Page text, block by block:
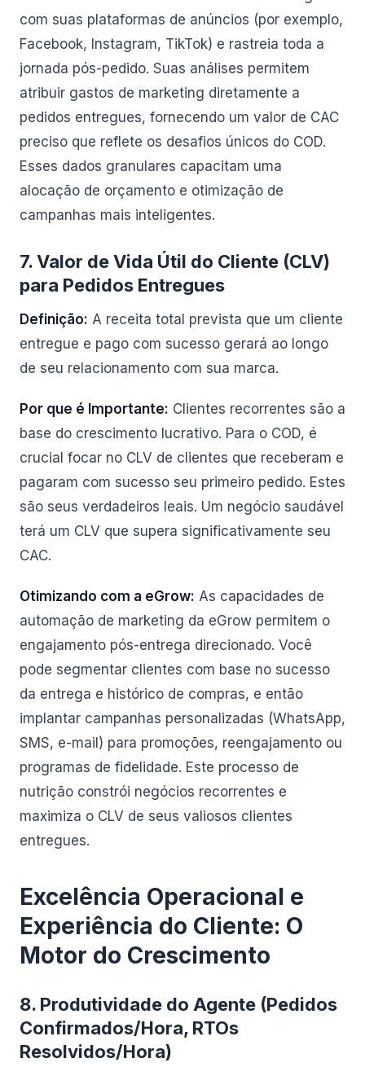
com suas plataformas de anúncios (por exemplo,
Facebook, Instagram, TikTok) e rastreia toda a
jornada pós-pedido. Suas análises permitem
atribuir gastos de marketing diretamente a
pedidos entregues, fornecendo um valor de CAC
preciso que reflete os desafios únicos do COD.
Esses dados granulares capacitam uma
alocação de orçamento e otimização de
campanhas mais inteligentes.
7. Valor de Vida Útil do Cliente (CLV)
para Pedidos Entregues
Definição: A receita total prevista que um cliente
entregue e pago com sucesso gerará ao longo
de seu relacionamento com sua marca.
Por que é Importante: Clientes recorrentes são a
base do crescimento lucrativo. Para o COD, é
crucial focar no CLV de clientes que receberam e
pagaram com sucesso seu primeiro pedido. Estes
são seus verdadeiros leais. Um negócio saudável
terá um CLV que supera significativamente seu
CAC.
Otimizando com a eGrow: As capacidades de
automação de marketing da eGrow permitem o
engajamento pós-entrega direcionado. Você
pode segmentar clientes com base no sucesso
da entrega e histórico de compras, e então
implantar campanhas personalizadas (WhatsApp,
SMS, e-mail) para promoções, reengajamento ou
programas de fidelidade. Este processo de
nutrição constrói negócios recorrentes e
maximiza o CLV de seus valiosos clientes
entregues.
Excelência Operacional e
Experiência do Cliente: O
Motor do Crescimento
8. Produtividade do Agente (Pedidos
Confirmados/Hora, RTOs
Resolvidos/Hora)